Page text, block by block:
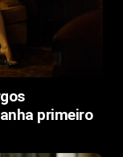
primeiro